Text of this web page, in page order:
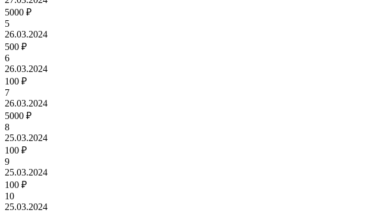
5000 ₽
5
26.03.2024
500 ₽
6
26.03.2024
100 ₽
7
26.03.2024
5000 ₽
8
25.03.2024
100 ₽
9
25.03.2024
100 ₽
10
25.03.2024